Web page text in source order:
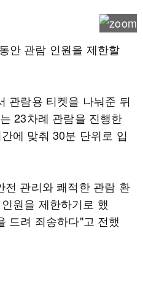
안 관람 인원을 제한할
관람용 티켓을 나눠준 뒤
23차례 관람을 진행한
에 맞춰 30분 단위로 입
전 관리와 쾌적한 관람 환
원을 제한하기로 했
드려 죄송하다"고 전했